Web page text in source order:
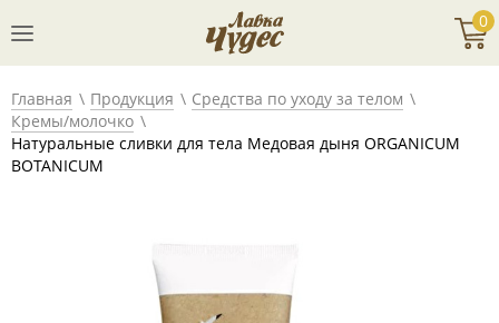
0
Главная Продукция
Средства по уходу за телом
Кремы/молочко
Натуральные сливки для тела Медовая дыня ORGANICUM
BOTANICUM